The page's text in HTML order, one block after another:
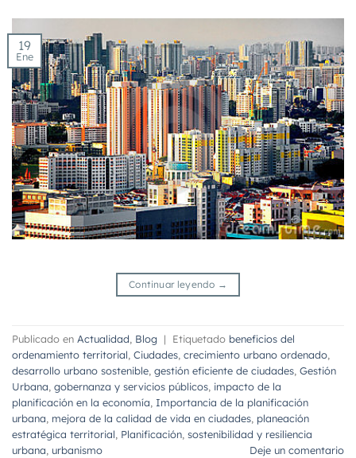
19
Ene
Continuar leyendo →
Publicado en Actualidad Blog | Etiquetado beneficios del
ordenamiento territorial Ciudades crecimiento urbano ordenado
desarrollo urbano sostenible gestión eficiente de ciudades Gestión
Urbana gobernanza y servicios públicos impacto de la
planificación en la economía Importancia de la planificación
urbana mejora de la calidad de vida en ciudades planeación
estratégica territorial Planificación sostenibilidad y resiliencia
urbana urbanismo Deje un comentario